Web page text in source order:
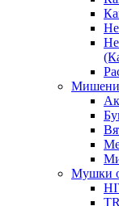
Мишени
Мушки